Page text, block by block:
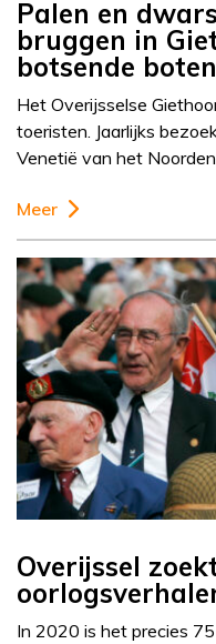
Palen en
bruggen in
botsende
Het Overijsselse
toeristen. Jaarlijks
Venetië van het
Meer
Overijssel
In 2020 is het precies